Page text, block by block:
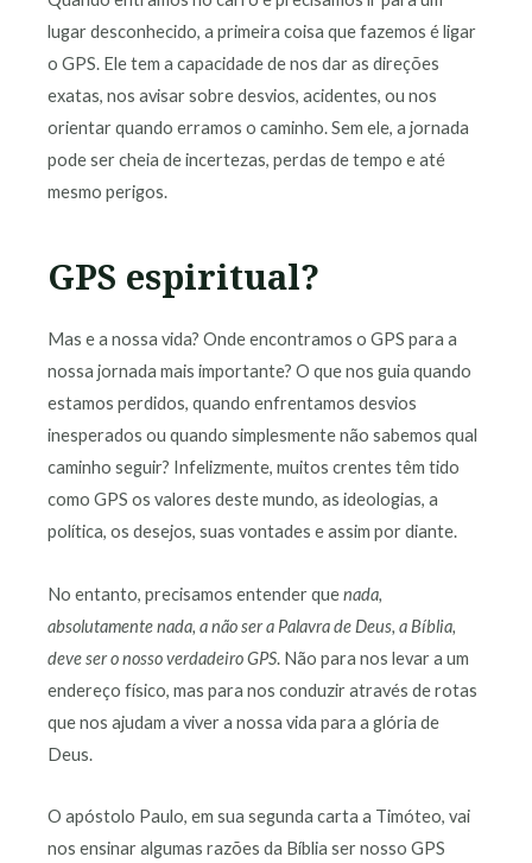
lugar desconhecido, a primeira coisa que fazemos é ligar
o GPS. Ele tem a capacidade de nos dar as direções
exatas, nos avisar sobre desvios, acidentes, ou nos
orientar quando erramos o caminho. Sem ele, a jornada
pode ser cheia de incertezas, perdas de tempo e até
mesmo perigos.
GPS espiritual?
Mas e a nossa vida? Onde encontramos o GPS para a
nossa jornada mais importante? O que nos guia quando
estamos perdidos, quando enfrentamos desvios
inesperados ou quando simplesmente não sabemos qual
caminho seguir? Infelizmente, muitos crentes têm tido
como GPS os valores deste mundo, as ideologias, a
política, os desejos, suas vontades e assim por diante.
No entanto, precisamos entender quenada,
absolutamente nada, a não ser a Palavra de Deus, a Bíblia,
deve ser o nosso verdadeiro GPS. Não para nos levar a um
endereço físico, mas para nos conduzir através de rotas
que nos ajudam a viver a nossa vida para a glória de
Deus.
O apóstolo Paulo, em sua segunda carta a Timóteo, vai
nos ensinar algumas razões da Bíblia ser nosso GPS